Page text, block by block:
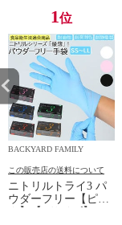
1位
BACKYARD FAMILY
この販売店の送料について
ニトリルトライ3 パ
ウダーフリー【ピン
ク】【Lサイズ】